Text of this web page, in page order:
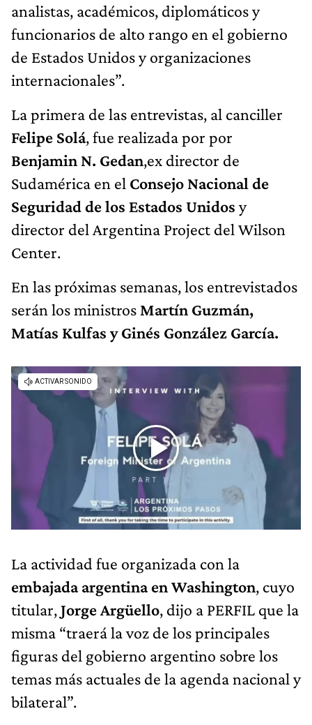
analistas, académicos, diplomáticos y
funcionarios de alto rango en el gobierno
de Estados Unidos y organizaciones
internacionales”.
La primera de las entrevistas, al canciller
Felipe Solá, fue realizada por por
Benjamin N. Gedan,ex director de
Sudamérica en el Consejo Nacional de
Seguridad de los Estados Unidos y
director del Argentina Project del Wilson
Center.
En las próximas semanas, los entrevistados
serán los ministros Martín Guzmán,
Matías Kulfas y Ginés González García.
La actividad fue organizada con la
embajada argentina en Washington, cuyo
titular,Jorge Argüello, dijo a PERFIL que la
misma “traerá la voz de los principales
figuras del gobierno argentino sobre los
temas más actuales de la agenda nacional y
bilateral”.